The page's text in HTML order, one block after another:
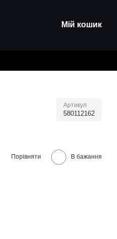
Мій кошик
Артикул
580112162
Порівняти В бажання